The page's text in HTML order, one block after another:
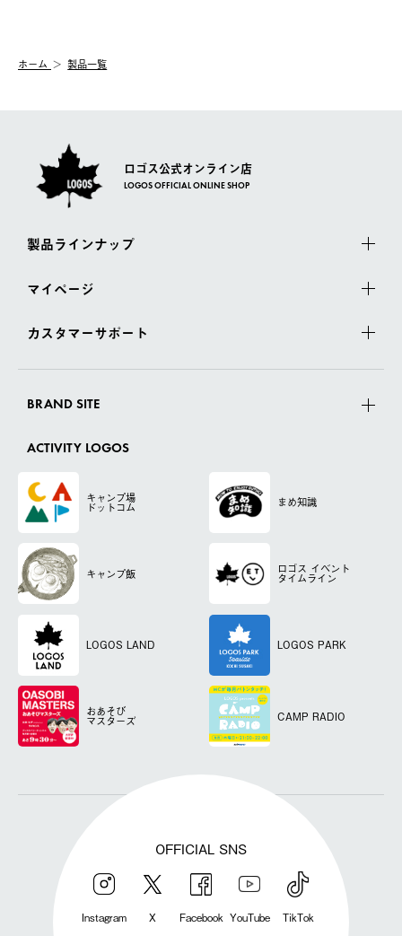
【配送業者】
佐川急便にて配送されます。
一度お手元の商品を返品いただき、ご希望商品を再注文してくだ
ホーム 製品一覧
ロゴス公式オンライン店
LOGOS OFFICIAL ONLINE SHOP
製品ラインナップ
マイページ
カスタマーサポート
BRAND SITE
ACTIVITY LOGOS
キャンプ場
ドットコム まめ知識
キャンプ飯 ロゴス イベント
タイムライン
LOGOS LAND LOGOS PARK
おあそび
マスターズ CAMP RADIO
OFFICIAL SNS
Instagram X Facebook YouTube TikTok